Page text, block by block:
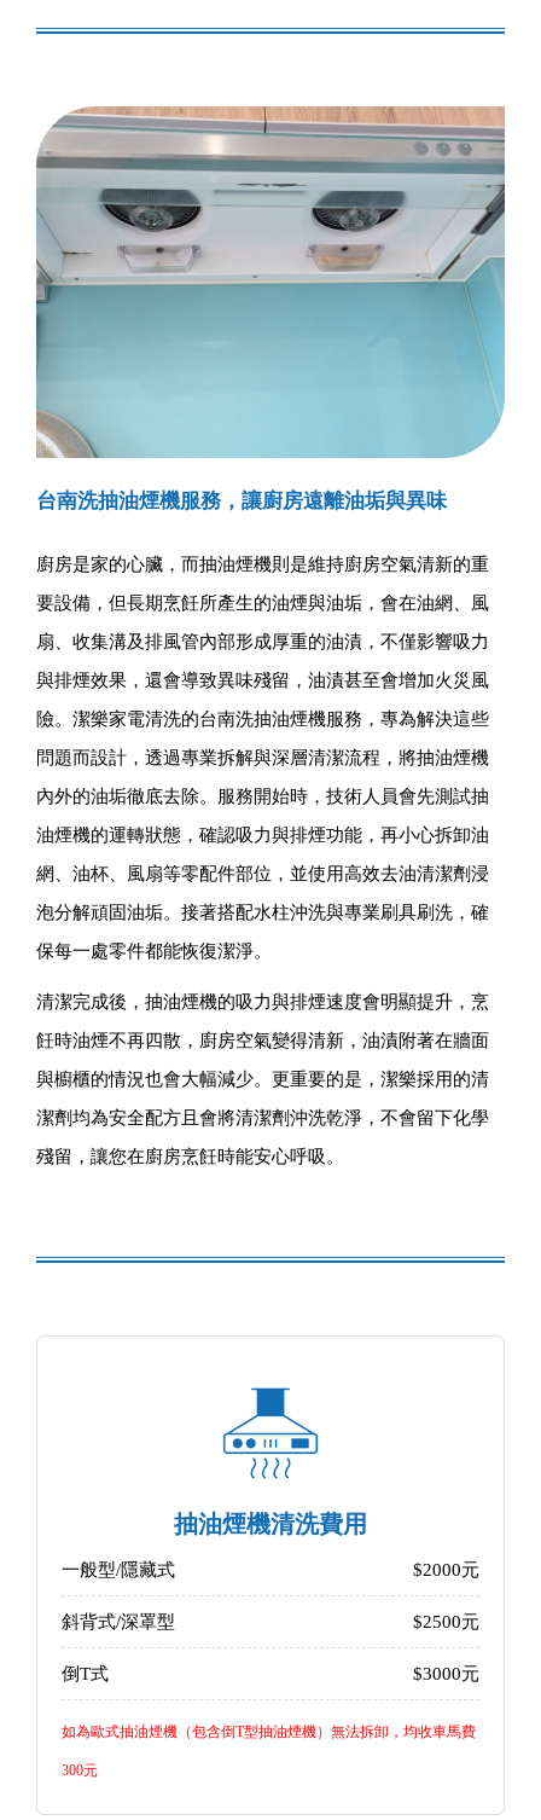
台南洗抽油煙機服務，讓廚房遠離油垢與異味
廚房是家的心臟，而抽油煙機則是維持廚房空氣清新的重
要設備，但長期烹飪所產生的油煙與油垢，會在油網、風
扇、收集溝及排風管內部形成厚重的油漬，不僅影響吸力
與排煙效果，還會導致異味殘留，油漬甚至會增加火災風
險。潔樂家電清洗的台南洗抽油煙機服務，專為解決這些
問題而設計，透過專業拆解與深層清潔流程，將抽油煙機
內外的油垢徹底去除。服務開始時，技術人員會先測試抽
油煙機的運轉狀態，確認吸力與排煙功能，再小心拆卸油
網、油杯、風扇等零配件部位，並使用高效去油清潔劑浸
泡分解頑固油垢。接著搭配水柱沖洗與專業刷具刷洗，確
保每一處零件都能恢復潔淨。
清潔完成後，抽油煙機的吸力與排煙速度會明顯提升，烹
飪時油煙不再四散，廚房空氣變得清新，油漬附著在牆面
與櫥櫃的情況也會大幅減少。更重要的是，潔樂採用的清
潔劑均為安全配方且會將清潔劑沖洗乾淨，不會留下化學
殘留，讓您在廚房烹飪時能安心呼吸。
抽油煙機清洗費用
一般型/隱藏式 $2000元
斜背式/深罩型 $2500元
倒T式 $3000元
如為歐式抽油煙機（包含倒T型抽油煙機）無法拆卸，均收車馬費
300元